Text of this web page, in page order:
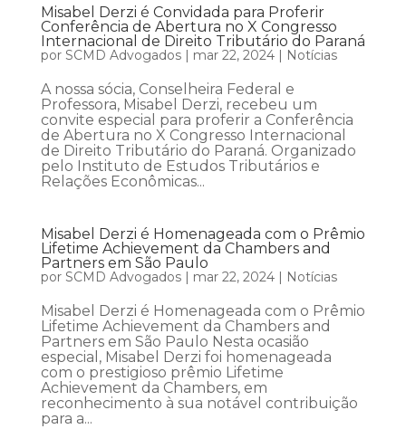
Misabel Derzi é Convidada para Proferir
Conferência de Abertura no X Congresso
Internacional de Direito Tributário do Paraná
por SCMD Advogados| mar 22, 2024| Notícias
A nossa sócia, Conselheira Federal e
Professora, Misabel Derzi, recebeu um
convite especial para proferir a Conferência
de Abertura no X Congresso Internacional
de Direito Tributário do Paraná. Organizado
pelo Instituto de Estudos Tributários e
Relações Econômicas...
Misabel Derzi é Homenageada com o Prêmio
Lifetime Achievement da Chambers and
Partners em São Paulo
por SCMD Advogados| mar 22, 2024| Notícias
Misabel Derzi é Homenageada com o Prêmio
Lifetime Achievement da Chambers and
Partners em São Paulo Nesta ocasião
especial, Misabel Derzi foi homenageada
com o prestigioso prêmio Lifetime
Achievement da Chambers, em
reconhecimento à sua notável contribuição
para a...